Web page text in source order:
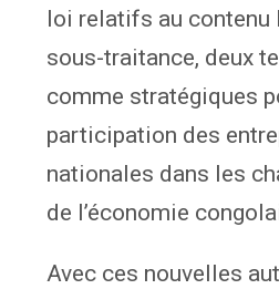
loi relatifs au contenu
sous-traitance, deux
comme stratégiques
participation des
nationales dans les
de l’économie
Avec ces nouvelles